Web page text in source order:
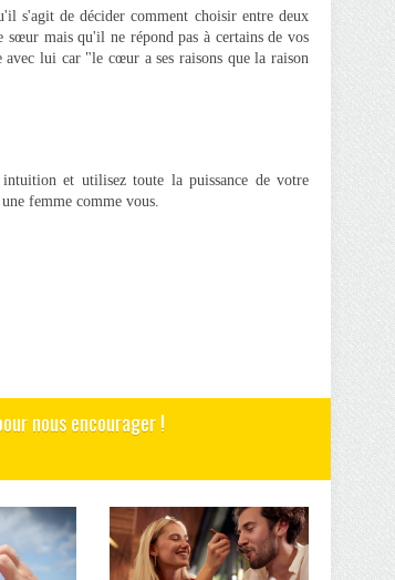
s'agit de décider comment choisir entre deux
sœur mais qu'il ne répond pas à certains de vos
avec lui car "le cœur a ses raisons que la raison
et utilisez toute la puissance de votre
femme comme vous.
nous encourager !